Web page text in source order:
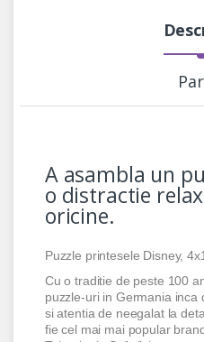
A asambla un
o distractie
oricine.
Puzzle printesele Disney,
Cu o traditie de peste 100
puzzle-uri in Germania inca
si atentia de neegalat la
fie cel mai mai popular